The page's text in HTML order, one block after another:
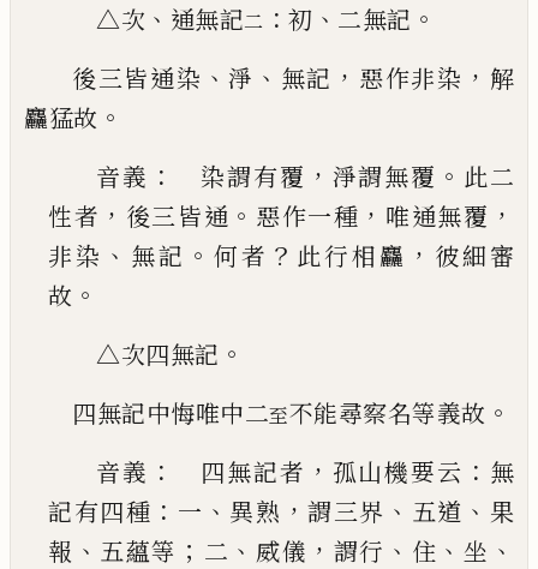
△次 、 通無記二 ： 初 、 二無記 。
後三皆通染 、淨 、 無記 ， 惡作非染 ， 解
麤猛故 。
音義 ： 染謂有覆 ， 淨謂無覆 。 此二
性者 ， 後三皆通 。 惡作一種 ， 唯通無覆 ，
非染 、 無記 。 何者 ？ 此行相麤 ， 彼細審
故 。
△次四無記 。
四無記中悔唯中二至不能尋察名等義故 。
音義 ： 四無記者 ， 孤山機要云 ： 無
記有四種 ： 一 、 異熟 ，謂三界 、 五道 、 果
報 、 五蘊等 ； 二 、 威儀 ， 謂行 、 住 、 坐 、